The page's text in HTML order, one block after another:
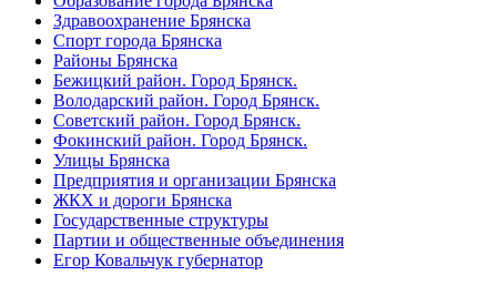
Здравоохранение Брянска
Спорт города Брянска
Районы Брянска
Бежицкий район. Город Брянск.
Володарский район. Город Брянск.
Советский район. Город Брянск.
Фокинский район. Город Брянск.
Улицы Брянска
Предприятия и организации Брянска
ЖКХ и дороги Брянска
Государственные структуры
Партии и общественные объединения
Егор Ковальчук губернатор